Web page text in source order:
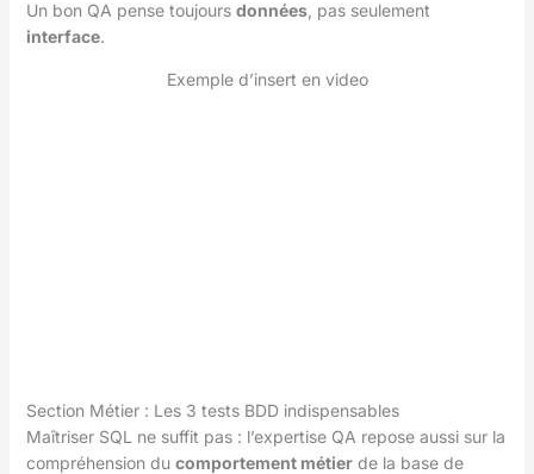
Un bon QA pense toujours données, pas seulement
interface.
Exemple d’insert en video
Section Métier : Les 3 tests BDD indispensables
Maîtriser SQL ne suffit pas : l’expertise QA repose aussi sur la
compréhension du comportement métierde la base de